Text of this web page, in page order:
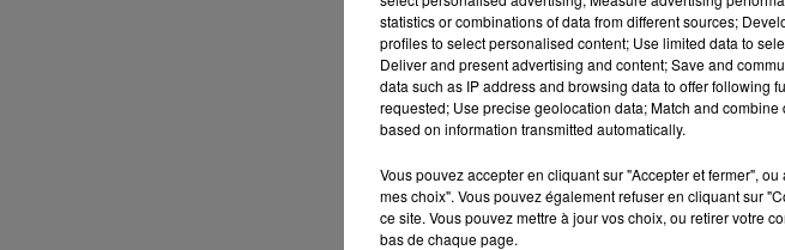
statistics or combinations of data from different sources;
profiles to select personalised content; Use limited data to
Deliver and present advertising and content; Save and
data such as IP address and browsing data to offer following
requested; Use precise geolocation data; Match and
based on information transmitted automatically.
Vous pouvez accepter en cliquant sur "Accepter et fermer",
mes choix". Vous pouvez également refuser en cliquant sur
ce site. Vous pouvez mettre à jour vos choix, ou retirer votre
bas de chaque page.